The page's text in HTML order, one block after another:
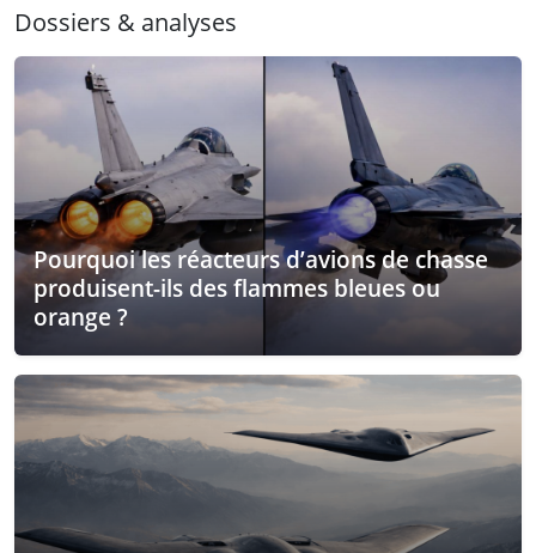
Dossiers & analyses
Pourquoi les réacteurs d’avions de chasse
produisent-ils des flammes bleues ou
orange ?